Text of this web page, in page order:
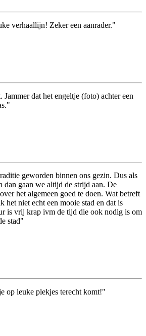
verhaallijn! Zeker een aanrader."
Jammer dat het engeltje (foto) achter een
geworden binnen ons gezin. Dus als
dan gaan we altijd de strijd aan. De
het algemeen goed te doen. Wat betreft
niet echt een mooie stad en dat is
is vrij krap ivm de tijd die ook nodig is om
stad"
op leuke plekjes terecht komt!"